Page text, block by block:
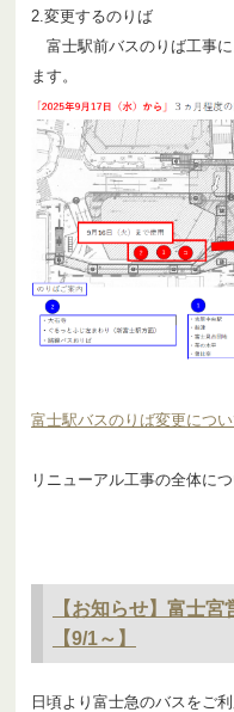
2.変更するのりば
富士駅前バスのりば工事
ます。
富士駅バスのりば変更につ
リニューアル工事の全体に
【お知らせ】富士
【9/1～】
日頃より富士急のバスをご